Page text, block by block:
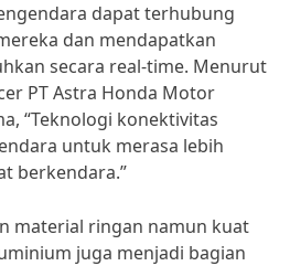
dapat terhubung
dan mendapatkan
secara real-time. Menurut
PT Astra Honda Motor
“Teknologi konektivitas
untuk merasa lebih
berkendara.”
material ringan namun kuat
juga menjadi bagian